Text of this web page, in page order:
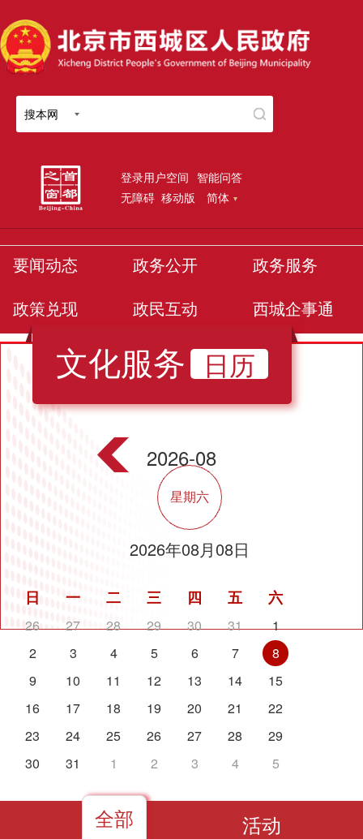
搜本网
登录用户空间 智能问答
无障碍 移动版 简体
要闻动态 政务公开 政务服务
政策兑现 政民互动 西城企事通
文化服务 日历
星期六
2026年08月08日
日 一 二 三 四 五 六
26 27 28 29 30 31
1
2
3 4 5 6 7
8
9
10 11 12 13 14
15
16
17 18 19 20 21
22
23
24 25 26 27 28
29
30
31 1 2 3 4 5
2026-08
全部
活动